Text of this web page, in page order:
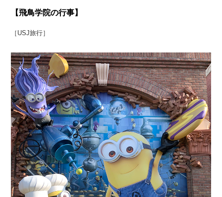
【飛鳥学院の行事】
［USJ旅行］